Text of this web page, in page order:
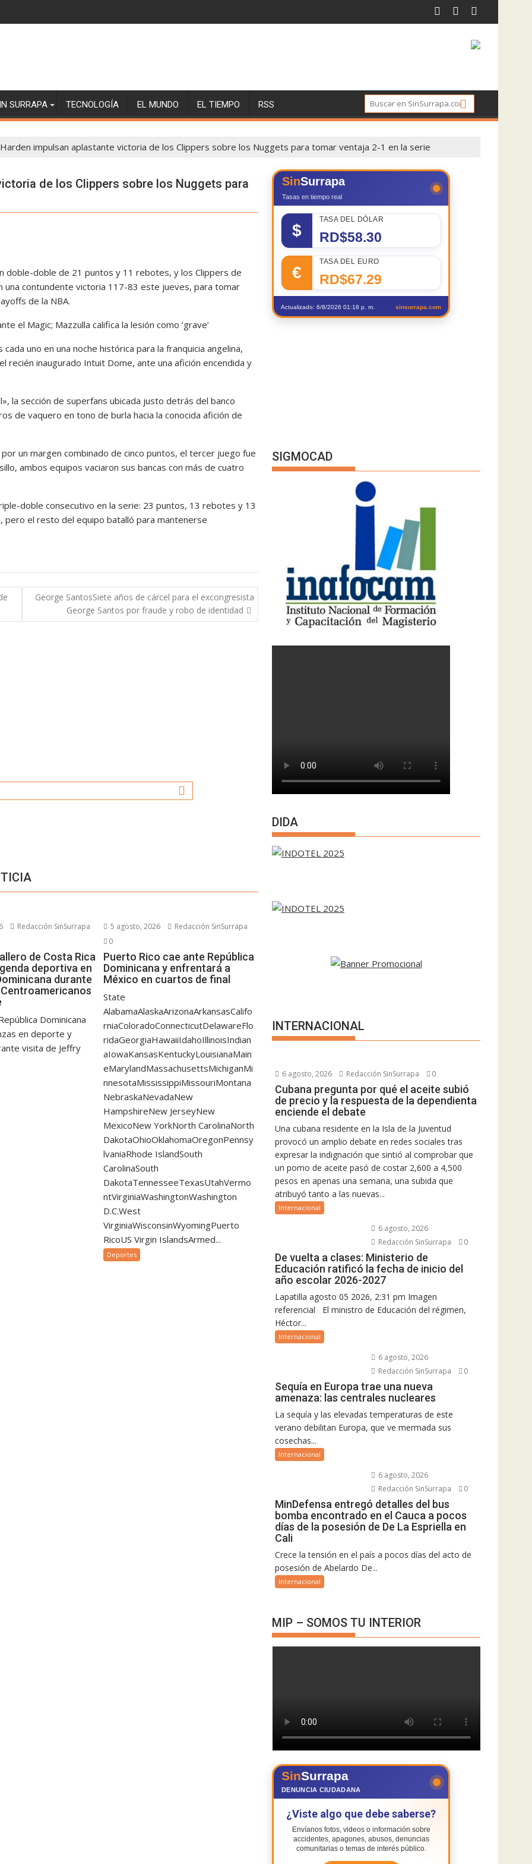
SURRAPA TECNOLOGÍA EL MUNDO EL TIEMPO RSS
impulsan aplastante victoria de los Clippers sobre los Nuggets para tomar ventaja 2-1 en la serie
de los Clippers sobre los Nuggets para
doble-doble de 21 puntos y 11 rebotes, y los Clippers de
una contundente victoria 117-83 este jueves, para tomar
de la NBA.
el Magic; Mazzulla califica la lesión como ‘grave’
uno en una noche histórica para la franquicia angelina,
inaugurado Intuit Dome, ante una afición encendida y
la sección de superfans ubicada justo detrás del banco
de vaquero en tono de burla hacia la conocida afición de
un margen combinado de cinco puntos, el tercer juego fue
ambos equipos vaciaron sus bancas con más de cuatro
doble consecutivo en la serie: 23 puntos, 13 rebotes y 13
pero el resto del equipo batalló para mantenerse
George SantosSiete años de cárcel para el excongresista
George Santos por fraude y robo de identidad
Redacción SinSurrapa
de Costa Rica
deportiva en
durante
Dominicana
en deporte y
visita de Jeffry
5 agosto, 2026
Redacción SinSurrapa
0
Puerto Rico cae ante República
Dominicana y enfrentará a
México en cuartos de final
State
AlabamaAlaskaArizonaArkansasCalifo
rniaColoradoConnecticutDelawareFlo
ridaGeorgiaHawaiiIdahoIllinoisIndian
aIowaKansasKentuckyLouisianaMain
eMarylandMassachusettsMichiganMi
nnesotaMississippiMissouriMontana
NebraskaNevadaNew
HampshireNew JerseyNew
MexicoNew YorkNorth CarolinaNorth
DakotaOhioOklahomaOregonPennsy
lvaniaRhode IslandSouth
CarolinaSouth
DakotaTennesseeTexasUtahVermo
ntVirginiaWashingtonWashington
D.C.West
VirginiaWisconsinWyomingPuerto
RicoUS Virgin IslandsArmed...
Deportes
SinSurrapa
Tasas en tiempo real
$
TASA DEL DÓLAR
RD$58.30
€
TASA DEL EURO
RD$67.29
Actualizado: 6/8/2026 01:18 p. m. sinsurrapa.com
SIGMOCAD
DIDA
INTERNACIONAL
6 agosto, 2026 Redacción SinSurrapa 0
Cubana pregunta por qué el aceite subió
de precio y la respuesta de la dependienta
enciende el debate
Una cubana residente en la Isla de la Juventud
provocó un amplio debate en redes sociales tras
expresar la indignación que sintió al comprobar que
un pomo de aceite pasó de costar 2,600 a 4,500
pesos en apenas una semana, una subida que
atribuyó tanto a las nuevas...
Internacional
6 agosto, 2026
Redacción SinSurrapa
0
De vuelta a clases: Ministerio de
Educación ratificó la fecha de inicio del
año escolar 2026-2027
Lapatilla agosto 05 2026, 2:31 pm Imagen
referencial El ministro de Educación del régimen,
Héctor...
Internacional
6 agosto, 2026
Redacción SinSurrapa
0
Sequía en Europa trae una nueva
amenaza: las centrales nucleares
La sequía y las elevadas temperaturas de este
verano debilitan Europa, que ve mermada sus
cosechas...
Internacional
6 agosto, 2026
Redacción SinSurrapa
0
MinDefensa entregó detalles del bus
bomba encontrado en el Cauca a pocos
días de la posesión de De La Espriella en
Cali
Crece la tensión en el país a pocos días del acto de
posesión de Abelardo De...
Internacional
MIP – SOMOS TU INTERIOR
SinSurrapa
DENUNCIA CIUDADANA
¿Viste algo que debe saberse?
Envíanos fotos, videos o información sobre
accidentes, apagones, abusos, denuncias
comunitarias o temas de interés público.